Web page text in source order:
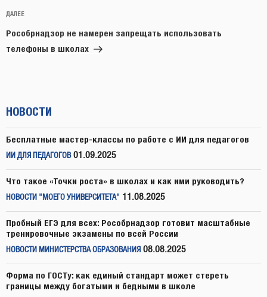
Следующая
запись
ДАЛЕЕ
Рособрнадзор не намерен запрещать использовать
телефоны в школах
НОВОСТИ
Бесплатные мастер-классы по работе с ИИ для педагогов
ИИ ДЛЯ ПЕДАГОГОВ 01.09.2025
Что такое «Точки роста» в школах и как ими руководить?
НОВОСТИ "МОЕГО УНИВЕРСИТЕТА" 11.08.2025
Пробный ЕГЭ для всех: Рособрнадзор готовит масштабные
тренировочные экзамены по всей России
НОВОСТИ МИНИСТЕРСТВА ОБРАЗОВАНИЯ 08.08.2025
Форма по ГОСТу: как единый стандарт может стереть
границы между богатыми и бедными в школе